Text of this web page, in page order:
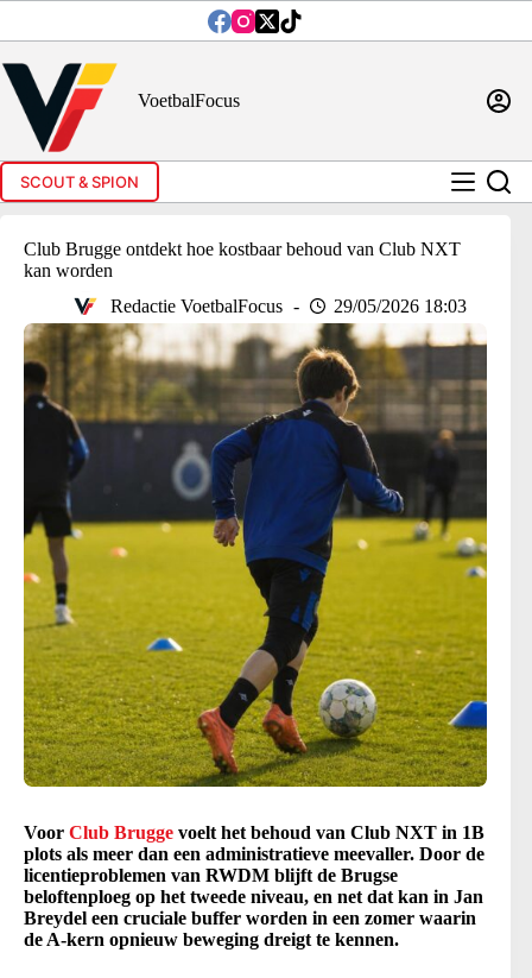
inhoud
VoetbalFocus
SCOUT & SPION
Club Brugge ontdekt hoe kostbaar behoud van Club NXT
kan worden
Redactie VoetbalFocus
29/05/2026 18:03
Voor Club Brugge voelt het behoud van Club NXT in 1B
plots als meer dan een administratieve meevaller. Door de
licentieproblemen van RWDM blijft de Brugse
beloftenploeg op het tweede niveau, en net dat kan in Jan
Breydel een cruciale buffer worden in een zomer waarin
de A-kern opnieuw beweging dreigt te kennen.